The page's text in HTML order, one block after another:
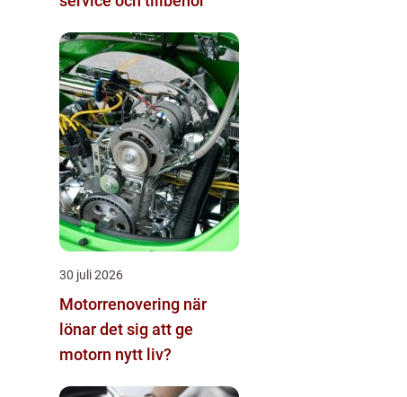
30 juli 2026
Motorrenovering när
lönar det sig att ge
motorn nytt liv?